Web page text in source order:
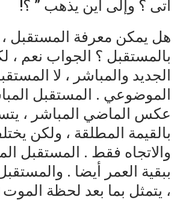
أتى ؟ وإلى أين يذهب ” ؟!
هل يمكن معرفة المستقبل ،
بالمستقبل ؟ الجواب نعم ،
الجديد والمباشر ، لا
الموضوعي . المستقبل
عكس الماضي المباشر ،
بالقيمة المطلقة ، ولكن
والاتجاه فقط . المستقبل
ببقية العمر أيضا .
، يتمثل بما بعد لحظة